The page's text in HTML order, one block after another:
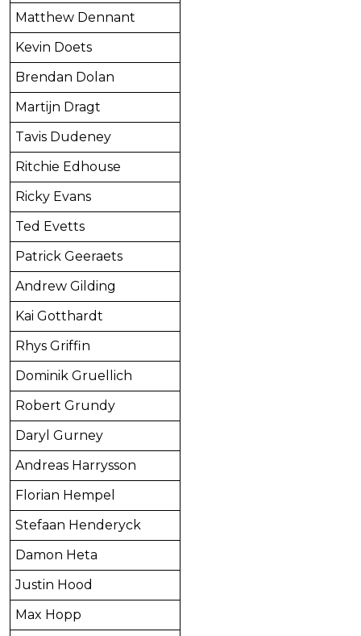
Matthew Dennant
Kevin Doets
Brendan Dolan
Martijn Dragt
Tavis Dudeney
Ritchie Edhouse
Ricky Evans
Ted Evetts
Patrick Geeraets
Andrew Gilding
Kai Gotthardt
Rhys Griffin
Dominik Gruellich
Robert Grundy
Daryl Gurney
Andreas Harrysson
Florian Hempel
Stefaan Henderyck
Damon Heta
Justin Hood
Max Hopp